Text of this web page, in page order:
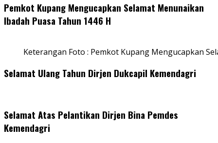
Pemkot Kupang Mengucapkan Selamat Menunaikan
Ibadah Puasa Tahun 1446 H
Keterangan Foto : Pemkot Kupang Mengucapkan
Selamat Ulang Tahun Dirjen Dukcapil Kemendagri
Selamat Atas Pelantikan Dirjen Bina Pemdes
Kemendagri